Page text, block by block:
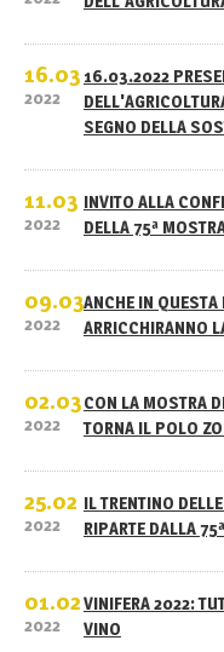
16.03
2022
16.03.2022
SEGNO DELLA
11.03
2022
INVITO ALLA
DELLA 75ª
09.03
2022
ANCHE IN QUESTA
ARRICCHIRANNO
02.03
2022
CON LA MOSTRA
TORNA IL POLO
25.02
2022
IL TRENTINO
RIPARTE DALLA
01.02
2022
VINIFERA 2022:
VINO